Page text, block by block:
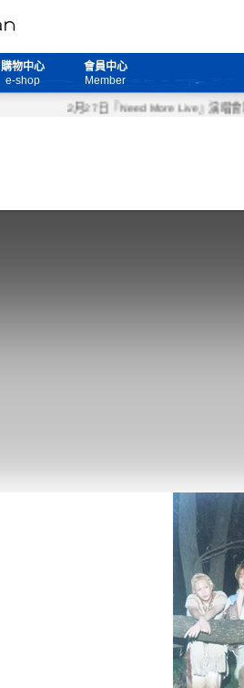
購物中心
e-shop
會員中心
Member
2月27日『Need More Live』演唱會取消